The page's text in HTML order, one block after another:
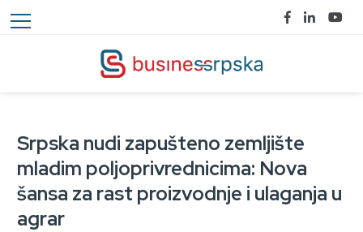
Srpska nudi zapušteno zemljište
mladim poljoprivrednicima: Nova
šansa za rast proizvodnje i ulaganja u
agrar